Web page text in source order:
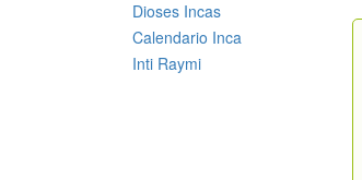
Dioses Incas
Calendario Inca
Inti Raymi